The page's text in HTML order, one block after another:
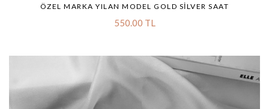
ÖZEL MARKA YILAN MODEL GOLD SILVER SAAT
550.00 TL